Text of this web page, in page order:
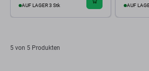
AUF LAGER 3 Stk AUF
5 von 5 Produkten